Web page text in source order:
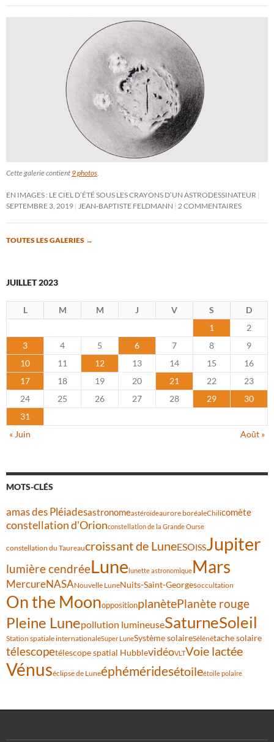
Cette galerie contient 9 photos
EN IMAGES : LE CIEL D’ÉTÉ SOUS LES CRAYONS D’UN ASTRODESSINATEUR
SEPTEMBRE 3, 2019
JEAN-BAPTISTE FELDMANN 2 COMMENTAIRES
TOUTES LES GALERIES →
JUILLET 2023
L M M J V S
D
1
2
3
4 5 6 7 8
9
10
11 12 13 14 15
16
17
18 19 20 21 22
23
24
25 26 27 28 29
30
31
« Juin
Août »
MOTS-CLÉS
amas des Pléiadesastronomeastéroïdeaurore boréaleChilicomète
constellation d'Orionconstellation de la Grande Ourse
constellation du Taureaucroissant de LuneESOISSJupiter
lumière cendréeLunelunette astronomiqueMars
MercureNASANouvelle LuneNuits-Saint-Georgesoccultation
On the MoonoppositionplanètePlanète rouge
Pleine Lunepollution lumineuseSaturneSoleil
Station spatiale internationaleSuper LuneSystème solaireSélénétache solaire
télescopetélescope spatial HubblevidéoVLTVoie lactée
Vénuséclipse de Luneéphéméridesétoileétoile polaire